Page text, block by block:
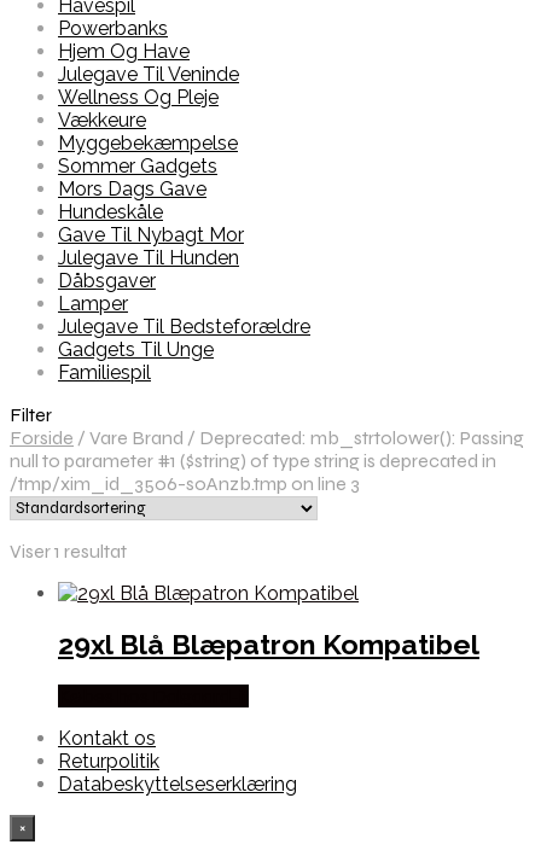
Havespil
Powerbanks
Hjem Og Have
Julegave Til Veninde
Wellness Og Pleje
Vækkeure
Myggebekæmpelse
Sommer Gadgets
Mors Dags Gave
Hundeskåle
Gave Til Nybagt Mor
Julegave Til Hunden
Dåbsgaver
Lamper
Julegave Til Bedsteforældre
Gadgets Til Unge
Familiespil
Filter
Forside / Vare Brand / Deprecated: mb_strtolower(): Passing
null to parameter #1 ($string) of type string is deprecated in
/tmp/xim_id_3506-soAnzb.tmp on line 3
Viser 1 resultat
29xl Blå Blæpatron Kompatibel
Kontakt os
Returpolitik
Databeskyttelseserklæring
×